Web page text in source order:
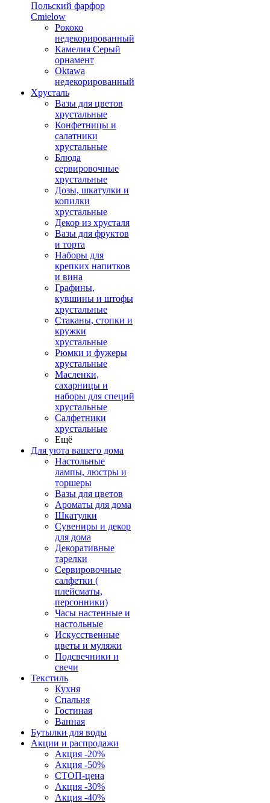
Польский фарфор
Сmielow
Рококо
недекорированный
Камелия Серый
орнамент
Oktawa
недекорированный
Хрусталь
Вазы для цветов
хрустальные
Конфетницы и
салатники
хрустальные
Блюда
сервировочные
хрустальные
Дозы, шкатулки и
копилки
хрустальные
Декор из хрусталя
Вазы для фруктов
и торта
Наборы для
крепких напитков
и вина
Графины,
кувшины и штофы
хрустальные
Стаканы, стопки и
кружки
хрустальные
Рюмки и фужеры
хрустальные
Масленки,
сахарницы и
наборы для специй
хрустальные
Салфетники
хрустальные
Ещё
Для уюта вашего дома
Настольные
лампы, люстры и
торшеры
Вазы для цветов
Ароматы для дома
Шкатулки
Сувениры и декор
для дома
Декоративные
тарелки
Сервировочные
салфетки (
плейсматы,
персонники)
Часы настенные и
настольные
Искусственные
цветы и муляжи
Подсвечники и
свечи
Текстиль
Кухня
Спальня
Гостиная
Ванная
Бутылки для воды
Акции и распродажи
Акция -20%
Акция -50%
СТОП-цена
Акция -30%
Акция -40%